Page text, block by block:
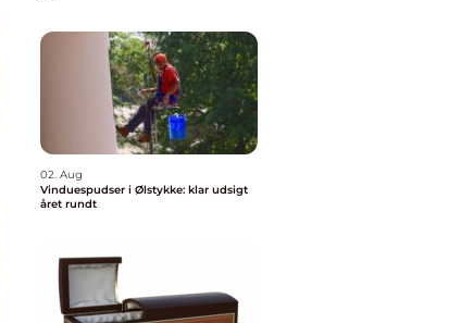
02. Aug
Vinduespudser i Ølstykke: klar udsigt
året rundt